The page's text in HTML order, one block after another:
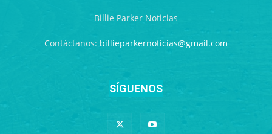
Billie Parker Noticias
Contáctanos: billieparkernoticias@gmail.com
SÍGUENOS